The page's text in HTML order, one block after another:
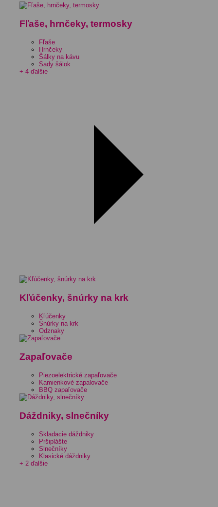
Fľaše, hrnčeky, termosky
Fľaše
Hrnčeky
Šálky na kávu
Sady šálok
+ 4 ďalšie
Kľúčenky, šnúrky na krk
Kľúčenky
Šnúrky na krk
Odznaky
Zapaľovače
Piezoelektrické zapaľovače
Kamienkové zapalovače
BBQ zapaľovače
Dáždniky, slnečníky
Skladacie dáždniky
Pršiplášte
Slnečníky
Klasické dáždniky
+ 2 ďalšie